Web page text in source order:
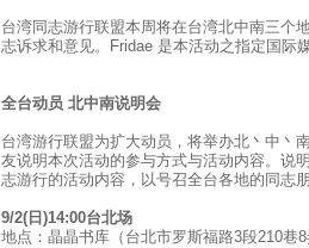
台湾同志游行联盟本周将在台湾北中南三个
志诉求和意见。Fridae 是本活动之指定国际
全台动员 北中南说明会
台湾游行联盟为扩大动员，将举办北丶中丶
友说明本次活动的参与方式与活动内容。说
志游行的活动内容，以号召全台各地的同志
9/2(日)14:00台北场
地点：晶晶书库（台北市罗斯福路3段210巷